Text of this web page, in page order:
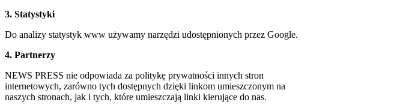
3. Statystyki
Do analizy statystyk www używamy narzędzi udostępnionych przez Google.
4. Partnerzy
NEWS PRESS nie odpowiada za politykę prywatności innych stron
internetowych, zarówno tych dostępnych dzięki linkom umieszczonym na
naszych stronach, jak i tych, które umieszczają linki kierujące do nas.